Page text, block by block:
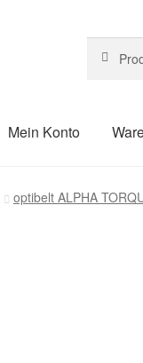
nach:
Mein Konto
ImpressumKasse
optibelt ALPHA